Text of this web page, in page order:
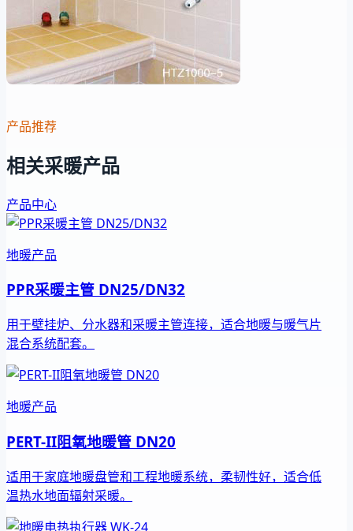
产品推荐
相关采暖产品
产品中心
地暖产品
PPR采暖主管 DN25/DN32
用于壁挂炉、分水器和采暖主管连接，适合地暖与暖气片
混合系统配套。
地暖产品
PERT-II阻氧地暖管 DN20
适用于家庭地暖盘管和工程地暖系统，柔韧性好，适合低
温热水地面辐射采暖。